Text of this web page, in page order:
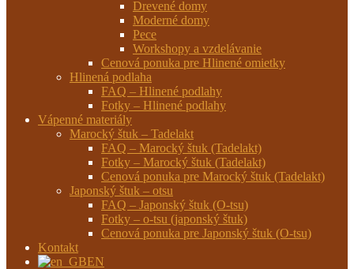
Drevené domy
Moderné domy
Pece
Workshopy a vzdelávanie
Cenová ponuka pre Hlinené omietky
Hlinená podlaha
FAQ – Hlinené podlahy
Fotky – Hlinené podlahy
Vápenné materiály
Marocký štuk – Tadelakt
FAQ – Marocký štuk (Tadelakt)
Fotky – Marocký štuk (Tadelakt)
Cenová ponuka pre Marocký štuk (Tadelakt)
Japonský štuk – otsu
FAQ – Japonský štuk (O-tsu)
Fotky – o-tsu (japonský štuk)
Cenová ponuka pre Japonský štuk (O-tsu)
Kontakt
EN